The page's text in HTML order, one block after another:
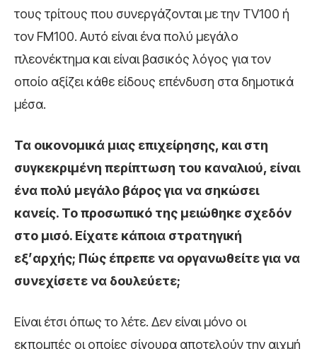
τους τρίτους που συνεργάζονται με την TV100 ή
τον FM100. Αυτό είναι ένα πολύ μεγάλο
πλεονέκτημα και είναι βασικός λόγος για τον
οποίο αξίζει κάθε είδους επένδυση στα δημοτικά
μέσα.
Τα οικονομικά μιας επιχείρησης, και στη
συγκεκριμένη περίπτωση του καναλιού, είναι
ένα πολύ μεγάλο βάρος για να σηκώσει
κανείς. Το προσωπικό της μειώθηκε σχεδόν
στο μισό. Είχατε κάποια στρατηγική
εξ’αρχής; Πώς έπρεπε να οργανωθείτε για να
συνεχίσετε να δουλεύετε;
Είναι έτσι όπως το λέτε. Δεν είναι μόνο οι
εκπομπές οι οποίες σίγουρα αποτελούν την αιχμή